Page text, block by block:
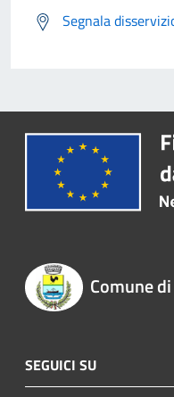
Segnala
Comune
SEGUICI SU